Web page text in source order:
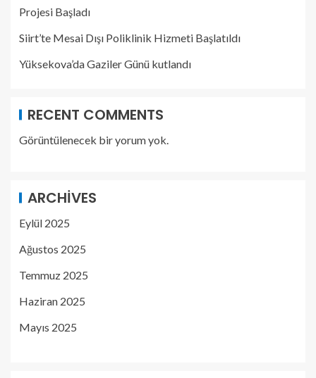
Projesi Başladı
Siirt’te Mesai Dışı Poliklinik Hizmeti Başlatıldı
Yüksekova’da Gaziler Günü kutlandı
RECENT COMMENTS
Görüntülenecek bir yorum yok.
ARCHIVES
Eylül 2025
Ağustos 2025
Temmuz 2025
Haziran 2025
Mayıs 2025